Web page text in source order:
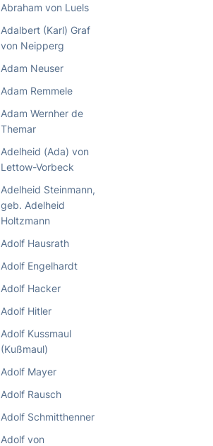
Abraham von Luels
Adalbert (Karl) Graf
von Neipperg
Adam Neuser
Adam Remmele
Adam Wernher de
Themar
Adelheid (Ada) von
Lettow-Vorbeck
Adelheid Steinmann,
geb. Adelheid
Holtzmann
Adolf Hausrath
Adolf Engelhardt
Adolf Hacker
Adolf Hitler
Adolf Kussmaul
(Kußmaul)
Adolf Mayer
Adolf Rausch
Adolf Schmitthenner
Adolf von